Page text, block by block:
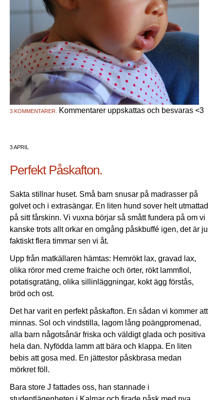
3 KOMMENTARER. Kommentarer uppskattas och besvaras <3
3 APRIL
Perfekt Påskafton.
Sakta stillnar huset. Små barn snusar på madrasser på
golvet och i extrasängar. En liten hund sover helt utmattad
på sitt fårskinn. Vi vuxna börjar så smått fundera på om vi
kanske trots allt orkar en omgång påskbuffé igen, det är ju
faktiskt flera timmar sen vi åt.
Upp från matkällaren hämtas: Hemrökt lax, gravad lax,
olika röror med creme fraiche och örter, rökt lammfiol,
potatisgratäng, olika sillinläggningar, kokt ägg förstås,
bröd och ost.
Det har varit en perfekt påskafton. En sådan vi kommer att
minnas. Sol och vindstilla, lagom lång poängpromenad,
alla barn någotsånär friska och väldigt glada och positiva
hela dan. Nyfödda lamm att bära och klappa. En liten
bebis att gosa med. En jättestor påskbrasa medan
mörkret föll.
Bara store J fattades oss, han stannade i